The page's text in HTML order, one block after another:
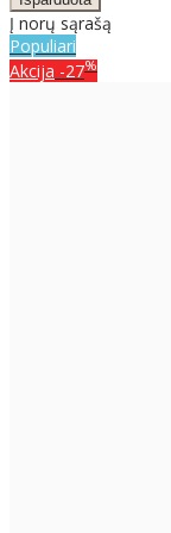
Į norų sąrašą
Populiari
Akcija -27%